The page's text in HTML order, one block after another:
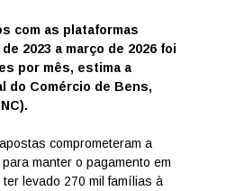
com as plataformas
2023 a março de 2026 foi
por mês, estima a
do Comércio de Bens,
comprometeram a
manter o pagamento em
levado 270 mil famílias à